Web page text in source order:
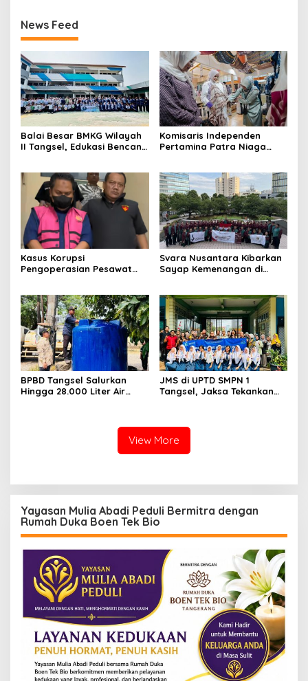
News Feed
Balai Besar BMKG Wilayah
II Tangsel, Edukasi Bencana
23
Komisaris Independen
Pertamina Patra Niaga
Sentuhan Kemanusiaan dan
Keberlanjutan
Kasus Korupsi
Pengoperasian Pesawat
Tersangka
Svara Nusantara Kibarkan
Sayap Kemenangan di
BPBD Tangsel Salurkan
Hingga 28.000 Liter Air
JMS di UPTD SMPN 1
Tangsel, Jaksa Tekankan
View More
Yayasan Mulia Abadi Peduli Bermitra dengan
Rumah Duka Boen Tek Bio